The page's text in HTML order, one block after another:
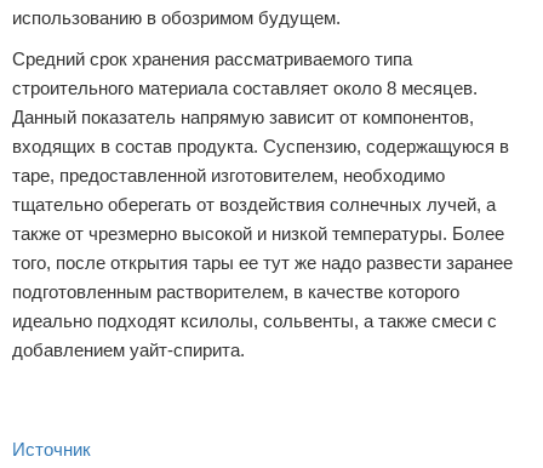
использованию в обозримом будущем.
Средний срок хранения рассматриваемого типа
строительного материала составляет около 8 месяцев.
Данный показатель напрямую зависит от компонентов,
входящих в состав продукта. Суспензию, содержащуюся в
таре, предоставленной изготовителем, необходимо
тщательно оберегать от воздействия солнечных лучей, а
также от чрезмерно высокой и низкой температуры. Более
того, после открытия тары ее тут же надо развести заранее
подготовленным растворителем, в качестве которого
идеально подходят ксилолы, сольвенты, а также смеси с
добавлением уайт-спирита.
Источник